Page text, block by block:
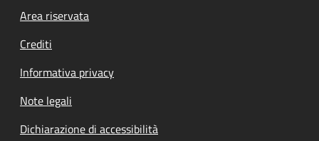
Footer menu
Area riservata
Crediti
Informativa privacy
Note legali
Dichiarazione di accessibilità